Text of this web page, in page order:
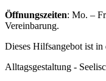
Öffnungszeiten: Mo. –
Vereinbarung.
Dieses Hilfsangebot ist in
Alltagsgestaltung -